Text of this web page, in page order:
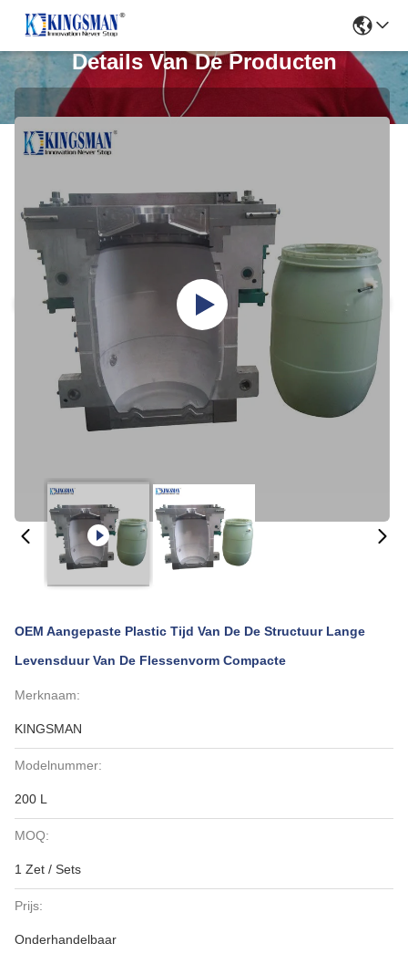
Details Van De Producten
OEM Aangepaste Plastic Tijd Van De De Structuur Lange
Levensduur Van De Flessenvorm Compacte
Merknaam:
KINGSMAN
Modelnummer:
200 L
MOQ:
1 Zet / Sets
Prijs:
Onderhandelbaar